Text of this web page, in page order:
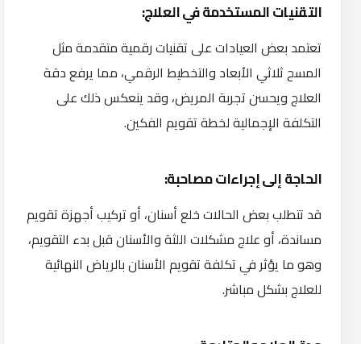
التقنيات المستخدمة في العلاج:
تعتمد بعض العيادات على تقنيات رقمية متقدمة مثل
المسح ثلاثي الأبعاد والتخطيط الرقمي، مما يرفع دقة
العلاج ويحسن تجربة المريض، وقد ينعكس ذلك على
التكلفة الإجمالية لخطة تقويم الفكين.
الحاجة إلى إجراءات مصاحبة:
قد تتطلب بعض الحالات خلع أسنان، أو تركيب أجهزة تقويم
مساندة، أو علاج مشكلات اللثة والأسنان قبل بدء التقويم،
وهو ما يؤثر في تكلفة تقويم الأسنان بالرياض النهائية
للعلاج بشكل مباشر.